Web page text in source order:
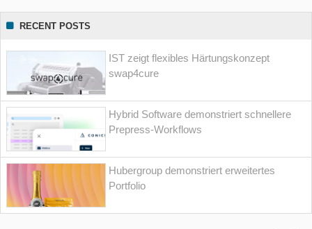
RECENT POSTS
IST zeigt flexibles Härtungskonzept
swap4cure
Hybrid Software demonstriert schnellere
Prepress-Workflows
Hubergroup demonstriert erweitertes
Portfolio